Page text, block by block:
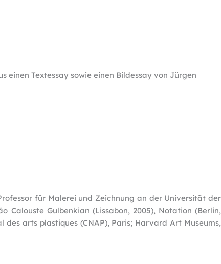
einen Textessay sowie einen Bildessay von Jürgen
für Malerei und Zeichnung an der Universität der
Calouste Gulbenkian (Lissabon, 2005), Notation (Berlin,
arts plastiques (CNAP), Paris; Harvard Art Museums,